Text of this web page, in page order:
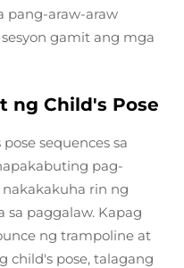
pang-araw-araw
gamit ang mga
ng Child's Pose
sequences sa
pag-
rin ng
sa paggalaw. Kapag
ng trampoline at
child's pose, talagang